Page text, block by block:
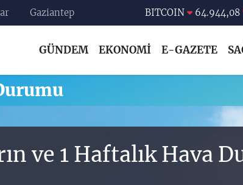
Gaziantep BITCOIN 64.944,08
EURO
STERLİN
BİST100
GÜNDEM EKONOMİ E-GAZETE
ve 1 Haftalık Hava